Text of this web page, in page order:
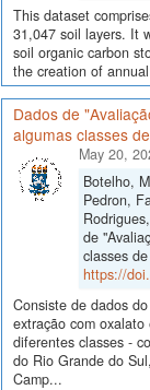
This dataset
31,047 soil layers. It
soil organic carbon
the creation of
Dados de
algumas classes
May 20,
Botelho,
Pedron,
de
classes
https://
Consiste de dados
extração com
diferentes classes -
do Rio Grande do
Camp...